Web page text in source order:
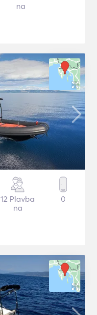
na
12 Plavba
na
0